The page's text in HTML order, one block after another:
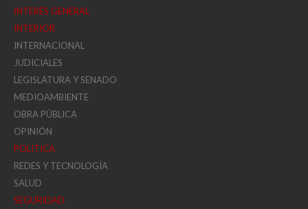
INTERÉS GENERAL
INTERIOR
INTERNACIONAL
JUDICIALES
LEGISLATURA Y SENADO
MEDIOAMBIENTE
OBRA PÚBLICA
OPINIÓN
POLITICA
REDES Y TECNOLOGÍA
SALUD
SEGURIDAD